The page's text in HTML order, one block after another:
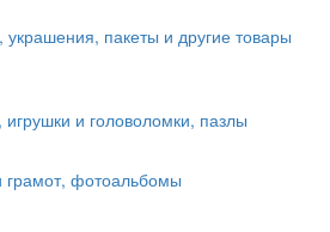
пакеты и другие товары
и головоломки, пазлы
фотоальбомы